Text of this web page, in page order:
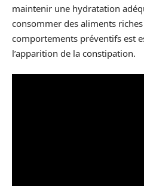
maintenir une hydratation
consommer des aliments
comportements préventifs est
l’apparition de la constipation.